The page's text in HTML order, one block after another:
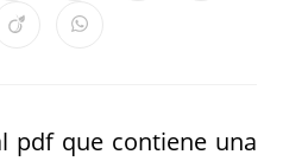
pdf que contiene una